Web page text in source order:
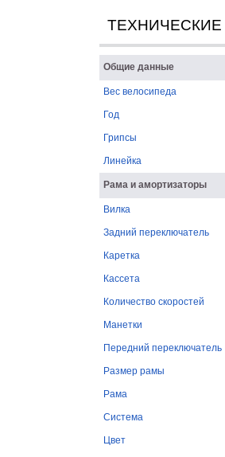
ТЕХНИЧЕСКИЕ
Общие данные
Вес велосипеда
Год
Грипсы
Линейка
Рама и амортизаторы
Вилка
Задний переключатель
Каретка
Кассета
Количество скоростей
Манетки
Передний переключатель
Размер рамы
Рама
Система
Цвет